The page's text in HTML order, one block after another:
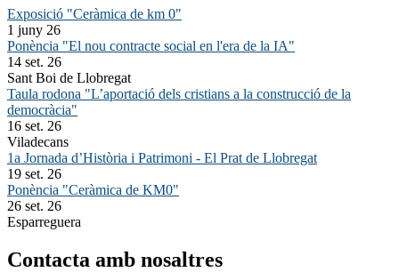
Exposició "Ceràmica de km 0"
1 juny 26
Ponència "El nou contracte social en l'era de la IA"
14 set. 26
Sant Boi de Llobregat
Taula rodona "L’aportació dels cristians a la construcció de la
democràcia"
16 set. 26
Viladecans
1a Jornada d’Història i Patrimoni - El Prat de Llobregat
19 set. 26
Ponència "Ceràmica de KM0"
26 set. 26
Esparreguera
Contacta amb nosaltres